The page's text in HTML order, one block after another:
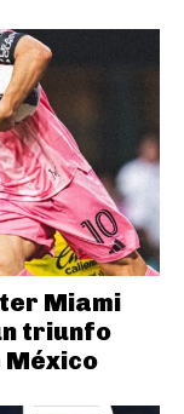
Miami
triunfo
México